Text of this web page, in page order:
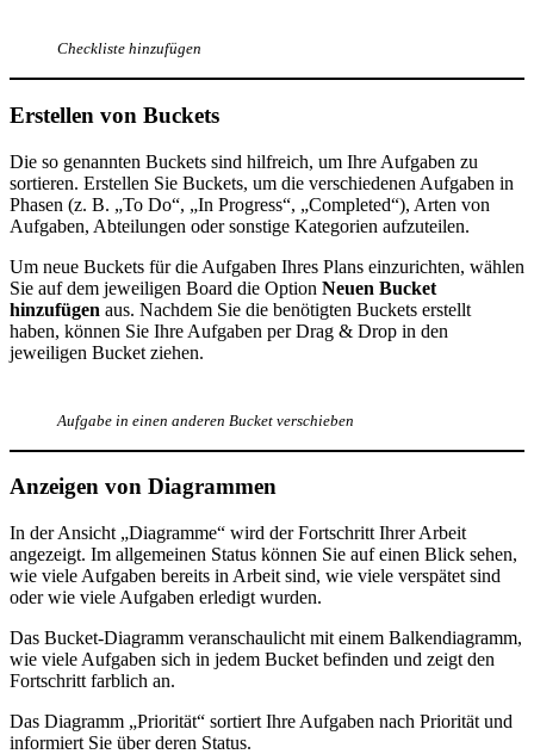
Checkliste hinzufügen
Erstellen von Buckets
Die so genannten Buckets sind hilfreich, um Ihre Aufgaben zu
sortieren. Erstellen Sie Buckets, um die verschiedenen Aufgaben in
Phasen (z. B. „To Do“, „In Progress“, „Completed“), Arten von
Aufgaben, Abteilungen oder sonstige Kategorien aufzuteilen.
Um neue Buckets für die Aufgaben Ihres Plans einzurichten, wählen
Sie auf dem jeweiligen Board die Option Neuen Bucket
hinzufügen aus. Nachdem Sie die benötigten Buckets erstellt
haben, können Sie Ihre Aufgaben per Drag & Drop in den
jeweiligen Bucket ziehen.
Aufgabe in einen anderen Bucket verschieben
Anzeigen von Diagrammen
In der Ansicht „Diagramme“ wird der Fortschritt Ihrer Arbeit
angezeigt. Im allgemeinen Status können Sie auf einen Blick sehen,
wie viele Aufgaben bereits in Arbeit sind, wie viele verspätet sind
oder wie viele Aufgaben erledigt wurden.
Das Bucket-Diagramm veranschaulicht mit einem Balkendiagramm,
wie viele Aufgaben sich in jedem Bucket befinden und zeigt den
Fortschritt farblich an.
Das Diagramm „Priorität“ sortiert Ihre Aufgaben nach Priorität und
informiert Sie über deren Status.